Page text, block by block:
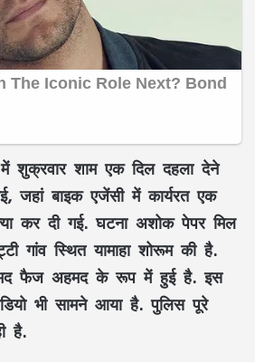
शुक्रवार शाम एक दिल दहला देने
जहां बाइक एजेंसी में कार्यरत एक
कर दी गई. घटना अशोक पेपर मिल
गांव स्थित यामाहा शोरूम की है.
फैज अहमद के रूप में हुई है. इस
भी सामने आया है. पुलिस पूरे
है.